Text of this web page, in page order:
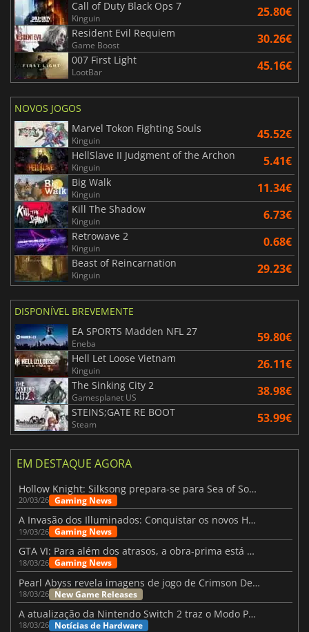
Call of Duty Black Ops 7
Kinguin 25.80€
Resident Evil Requiem
Game Boost 30.26€
007 First Light
LootBar 45.16€
NOVOS JOGOS
Marvel Tokon Fighting Souls
Kinguin 45.52€
HellSlave II Judgment of the Archon
Kinguin 5.41€
Big Walk
Kinguin 11.34€
Kill The Shadow
Kinguin 6.73€
Retrowave 2
Kinguin 0.68€
Beast of Reincarnation
Kinguin 29.23€
DISPONÍVEL BREVEMENTE
EA SPORTS Madden NFL 27
Eneba 59.80€
Hell Let Loose Vietnam
Kinguin 26.11€
The Sinking City 2
Gamesplanet US 38.98€
STEINS;GATE RE BOOT
Steam 53.99€
EM DESTAQUE AGORA
Hollow Knight: Silksong prepara-se para Sea of Sorrow com um patch
20/03/26 Gaming News
A Invasão dos Illuminados: Conquistar os novos Helldivers 2 Atualização!
19/03/26 Gaming News
GTA VI: Para além dos atrasos, a obra-prima está quase a chegar
18/03/26 Gaming News
Pearl Abyss revela imagens de jogo de Crimson Desert para a PS5
18/03/26 New Game Releases
A atualização da Nintendo Switch 2 traz o Modo Portátil aos jogos mais antigos da Switch
18/03/26 Notícias de Hardware